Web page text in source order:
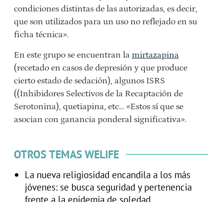
condiciones distintas de las autorizadas, es decir,
que son utilizados para un uso no reflejado en su
ficha técnica».
En este grupo se encuentran la mirtazapina
(recetado en casos de depresión y que produce
cierto estado de sedación), algunos ISRS
((Inhibidores Selectivos de la Recaptación de
Serotonina), quetiapina, etc… «Estos sí que se
asocian con ganancia ponderal significativa».
OTROS TEMAS WELIFE
La nueva religiosidad encandila a los más
jóvenes: se busca seguridad y pertenencia
frente a la epidemia de soledad